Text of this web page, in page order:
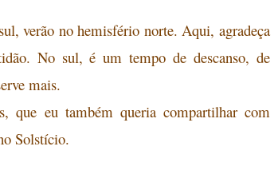
verão no hemisfério norte. Aqui, agradeça
No sul, é um tempo de descanso, de
mais.
que eu também queria compartilhar com
Solstício.